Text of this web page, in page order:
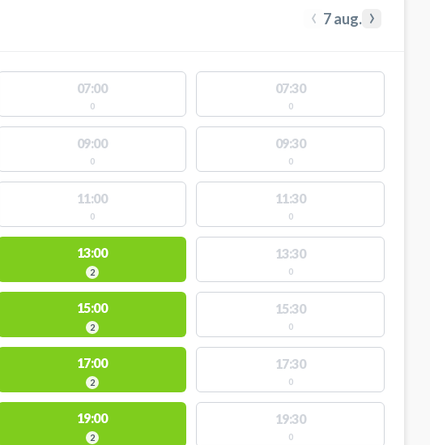
‹ 7 aug. ›
07:00
0
07:30
0
09:00
0
09:30
0
11:00
0
11:30
0
13:00
2
13:30
0
15:00
2
15:30
0
17:00
2
17:30
0
19:00
2
19:30
0